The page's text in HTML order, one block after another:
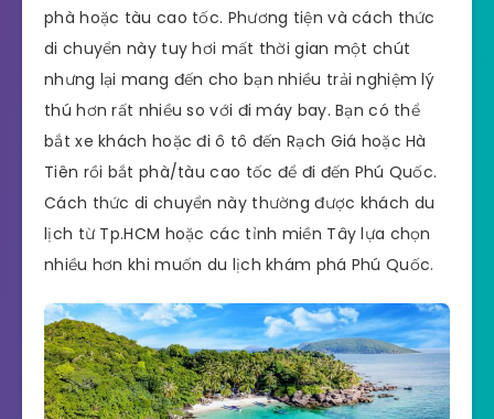
phà hoặc tàu cao tốc. Phương tiện và cách thức
di chuyển này tuy hơi mất thời gian một chút
nhưng lại mang đến cho bạn nhiều trải nghiệm lý
thú hơn rất nhiều so với đi máy bay. Bạn có thể
bắt xe khách hoặc đi ô tô đến Rạch Giá hoặc Hà
Tiên rồi bắt phà/tàu cao tốc để đi đến Phú Quốc.
Cách thức di chuyển này thường được khách du
lịch từ Tp.HCM hoặc các tỉnh miền Tây lựa chọn
nhiều hơn khi muốn du lịch khám phá Phú Quốc.